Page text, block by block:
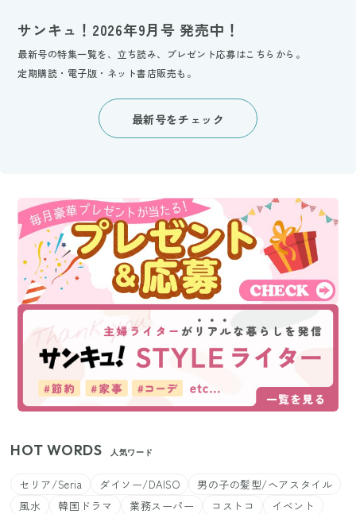
サンキュ！2026年9月号 発売中！
最新号の特集一覧を、立ち読み、プレゼント応募はこちらから。
定期購読・電子版・ネット書店販売も。
最新号をチェック
HOT WORDS 人気ワード
セリア/Seria ダイソー/DAISO
男の子の髪型/ヘアスタイル
風水
韓国ドラマ 業務スーパー コストコ
イベント